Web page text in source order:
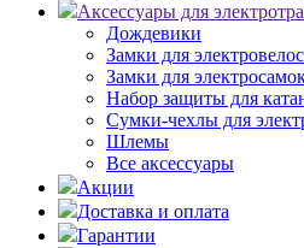
Аксессуары для
Дождевики
Замки для
Замки для
Набор защиты для
Сумки-чехлы для
Шлемы
Все аксессуары
Акции
Доставка и оплата
Гарантии